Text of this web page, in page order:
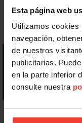
Esta página web
Utilizamos cookies
navegación,
de nuestros
publicitarias.
en la parte inferior
consulte nuestra